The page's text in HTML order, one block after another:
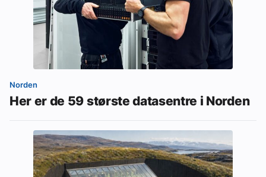
Norden
Her er de 59 største datasentre i Norden